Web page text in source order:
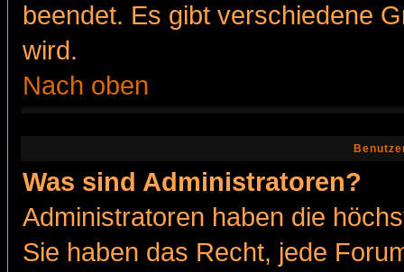
beendet. Es gibt verschiedene
wird.
Nach oben
Was sind Administratoren?
Administratoren haben die
Sie haben das Recht, jede